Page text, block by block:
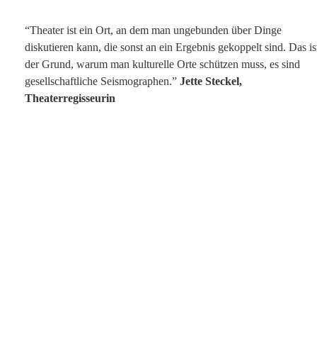
“Theater ist ein Ort, an dem man ungebunden über Dinge
diskutieren kann, die sonst an ein Ergebnis gekoppelt sind. Das
der Grund, warum man kulturelle Orte schützen muss, es sind
gesellschaftliche Seismographen.” Jette Steckel,
Theaterregisseurin